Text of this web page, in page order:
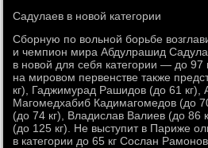
Садулаев в новой категории
Сборную по вольной борьбе
и чемпион мира Абдулрашид
в новой для себя категории — до 97
на мировом первенстве также
кг), Гаджимурад Рашидов (до 61 кг),
Магомедхабиб Кадимагомедов (до
(до 74 кг), Владислав Валиев (до 86
(до 125 кг). Не выступит в Париже
в категории до 65 кг Сослан Рамонов.